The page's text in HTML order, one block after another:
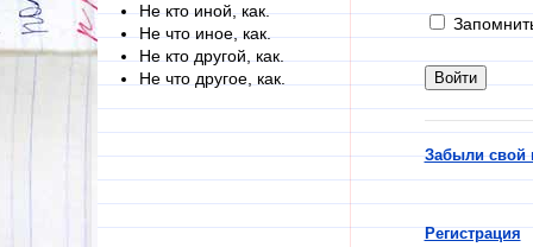
Не кто иной, как.
Не что иное, как.
Не кто другой, как.
Не что другое, как.
Забыли свой
Регистрация